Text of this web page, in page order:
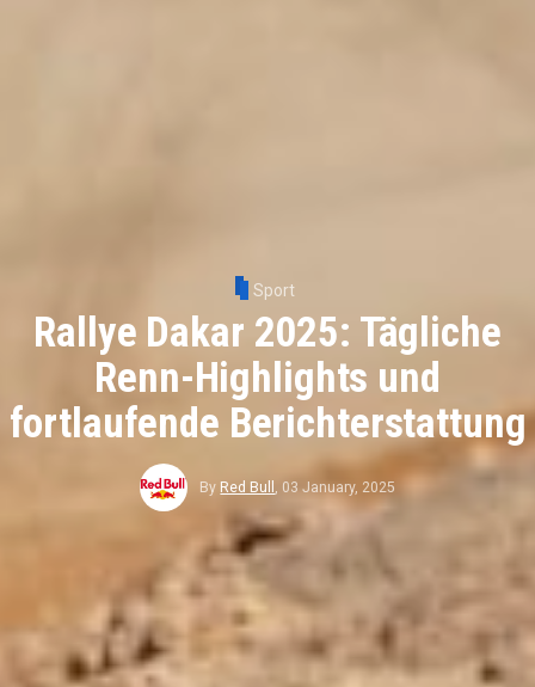
Sport
Rallye Dakar 2025: Tägliche
Renn-Highlights und
fortlaufende Berichterstattung
By Red Bull , 03 January, 2025